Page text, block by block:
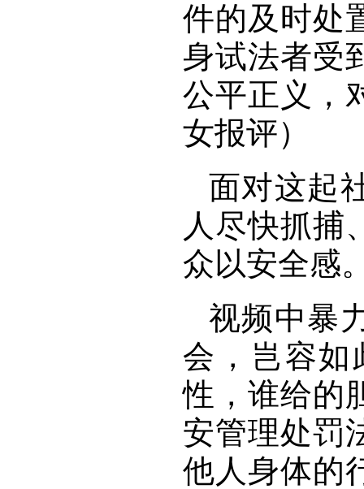
件的及时处
身试法者受
公平正义，
女报评）
面对这起
人尽快抓捕
众以安全感
视频中暴
会，岂容如
性，谁给的
安管理处罚
他人身体的